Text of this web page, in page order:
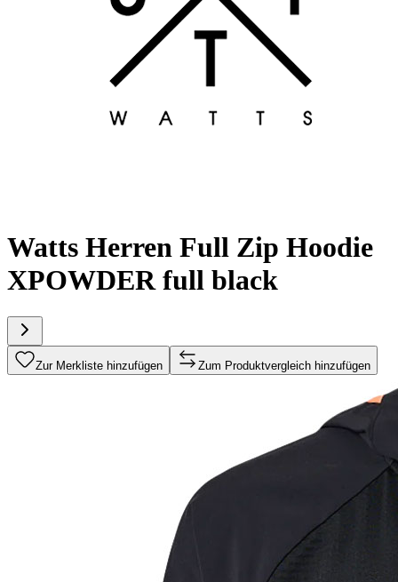
Watts Herren Full Zip Hoodie
XPOWDER full black
Zur Merkliste hinzufügen Zum Produktvergleich hinzufügen